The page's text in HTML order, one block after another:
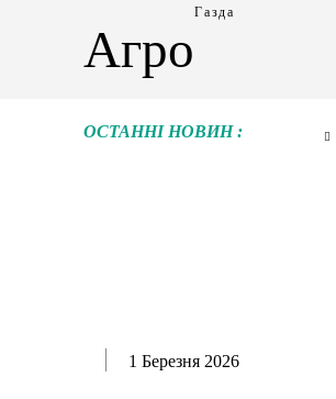
Агро
Газда
ОСТАННІ НОВИН :
1 Березня 2026